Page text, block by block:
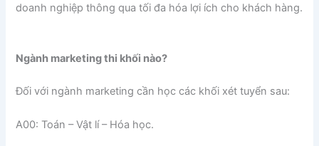
doanh nghiệp thông qua tối đa hóa lợi ích cho khách hàng.
Ngành marketing thi khối nào?
Đối với ngành marketing cần học các khối xét tuyển sau:
A00: Toán – Vật lí – Hóa học.